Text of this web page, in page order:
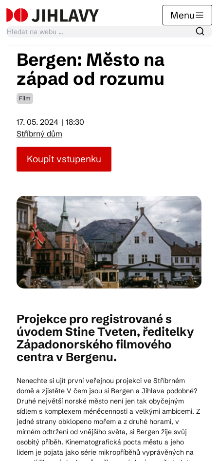
Menu
Kalendář akcí
Tradiční akce
Články
Praktické info
Kam vyrazit
CS EN DE
© 2026 Brána Jihlavy
Bergen: Město na
západ od rozumu
Film
17. 05. 2024 | 18:30
Stříbrný dům
Koupit vstupenku
Projekce pro registrované s
úvodem Stine Tveten, ředitelky
Západonorského filmového
centra v Bergenu.
Nenechte si ujít první veřejnou projekci ve Stříbrném
domě a zjistěte V čem jsou si Bergen a Jihlava podobné?
Druhé největší norské město není jen tak obyčejným
sídlem s komplexem méněcennosti a velkými ambicemi. Z
jedné strany obklopeno mořem a z druhé horami, v
mírném odtržení od vnějšího světa, si Bergen žije svůj
osobitý příběh. Kinematografická pocta městu a jeho
lidem je pojata jako série mikropříběhů vyprávěných na